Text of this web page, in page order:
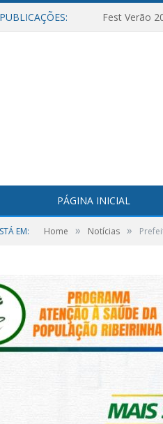
Fest Verão
PÁGINA INICIAL
EM: Home » Notícias »